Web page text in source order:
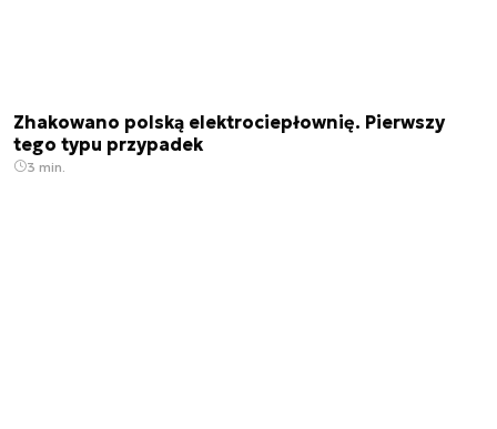
Zhakowano polską elektrociepłownię. Pierwszy
tego typu przypadek
3 min.